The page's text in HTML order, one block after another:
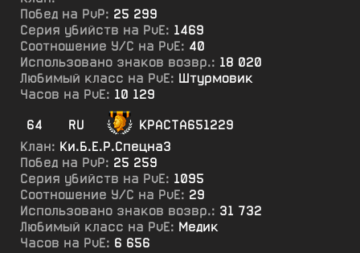
Побед на PvP: 25 299
Серия убийств на PvE: 1469
Соотношение У/С на PvE: 40
Использовано знаков возвр.: 18 020
Любимый класс на PvE: Штурмовик
Часов на PvE: 10 129
64
RU
КРАСТА651229
Клан: Ки.Б.Е.Р.СпецнаЗ
Побед на PvP: 25 259
Серия убийств на PvE: 1095
Соотношение У/С на PvE: 29
Использовано знаков возвр.: 31 732
Любимый класс на PvE: Медик
Часов на PvE: 6 656